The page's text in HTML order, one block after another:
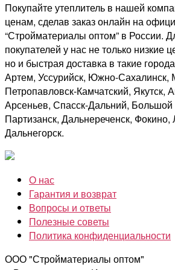
Покупайте утеплитель в нашей
ценам, сделав заказ онлайн на
“Стройматериалы оптом” в России.
покупателей у нас не только низкие
но и быстрая доставка в такие
Артем, Уссурийск, Южно-Сахалинск,
Петропавловск-Камчатский, Якутск,
Арсеньев, Спасск-Дальний, Большой
Партизанск, Дальнереченск, Фокино,
Дальнегорск.
О нас
Гарантия и возврат
Вопросы и ответы
Полезные советы
Политика конфиденциальности
ООО "Стройматериалы оптом"